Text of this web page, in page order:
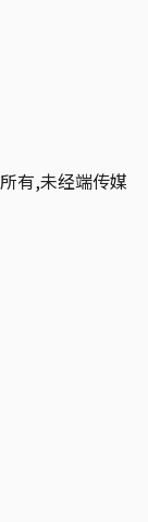
有,未经端传媒